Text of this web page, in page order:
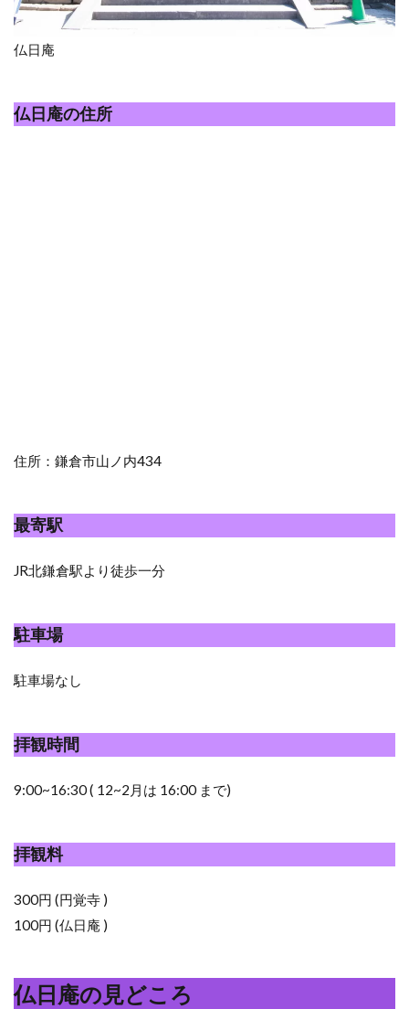
仏日庵
仏日庵の住所
住所：鎌倉市山ノ内434
最寄駅
JR北鎌倉駅より徒歩一分
駐車場
駐車場なし
拝観時間
9:00~16:30 ( 12~2月は 16:00 まで)
拝観料
300円 (円覚寺 )
100円 (仏日庵 )
仏日庵の見どころ